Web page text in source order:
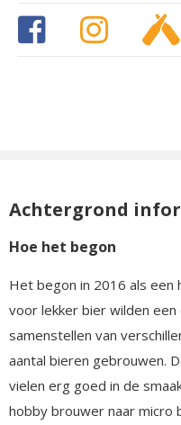
Achtergrond
Hoe het begon
Het begon in 2016 als
voor lekker bier wilden
samenstellen van
aantal bieren gebrouwen.
vielen erg goed in de
hobby brouwer naar micro